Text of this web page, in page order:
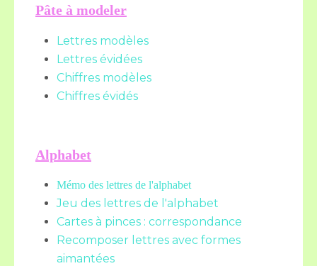
Pâte à modeler
Lettres modèles
Lettres évidées
Chiffres modèles
Chiffres évidés
Alphabet
Mémo des lettres de l'alphabet
Jeu des lettres de l'alphabet
Cartes à pinces : correspondance
Recomposer lettres avec formes
aimantées